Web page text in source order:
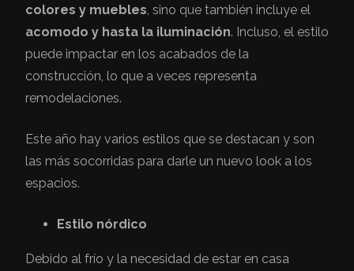
colores y muebles, sino que también incluye el
acomodo y hasta la iluminación. Incluso, el estilo
puede impactar en los acabados de la
construcción, lo que a veces representa
remodelaciones.
Este año hay varios estilos que se destacan y son
las más socorridas para darle un nuevo look a los
espacios.
Estilo nórdico
Debido al frío y la necesidad de estar en casa